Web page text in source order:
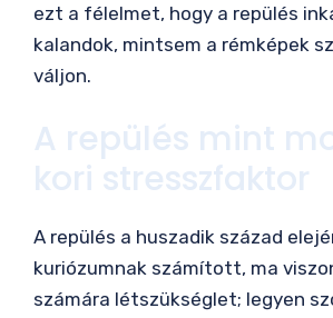
ezt a félelmet, hogy a repülés
kalandok, mintsem a rémképek
váljon.
A repülés mint
kori stresszfaktor
A repülés a huszadik század
kuriózumnak számított, ma
számára létszükséglet; legyen